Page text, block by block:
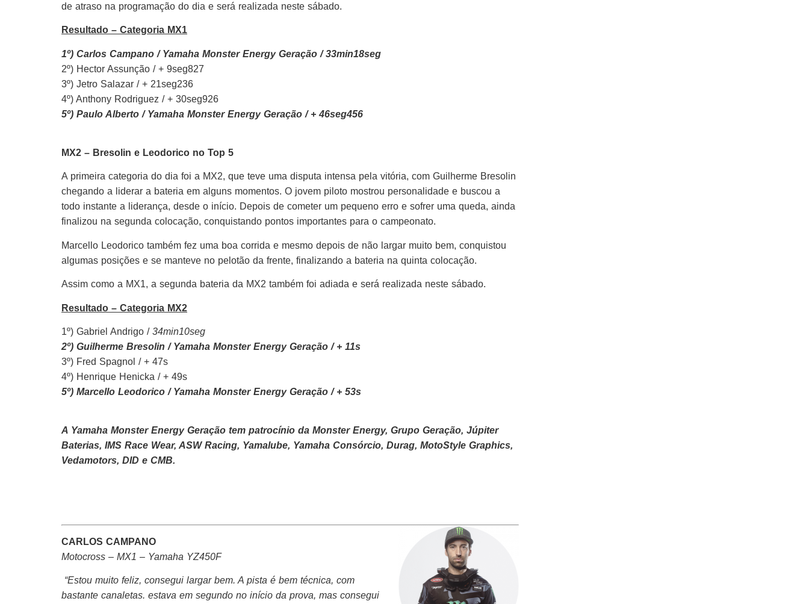
de atraso na programação do dia e será realizada neste sábado.
Resultado – Categoria MX1
1º) Carlos Campano / Yamaha Monster Energy Geração / 33min18seg
2º) Hector Assunção / + 9seg827
3º) Jetro Salazar / + 21seg236
4º) Anthony Rodriguez / + 30seg926
5º) Paulo Alberto / Yamaha Monster Energy Geração / + 46seg456
MX2 – Bresolin e Leodorico no Top 5
A primeira categoria do dia foi a MX2, que teve uma disputa intensa pela vitória, com Guilherme Bresolin
chegando a liderar a bateria em alguns momentos. O jovem piloto mostrou personalidade e buscou a
todo instante a liderança, desde o início. Depois de cometer um pequeno erro e sofrer uma queda, ainda
finalizou na segunda colocação, conquistando pontos importantes para o campeonato.
Marcello Leodorico também fez uma boa corrida e mesmo depois de não largar muito bem, conquistou
algumas posições e se manteve no pelotão da frente, finalizando a bateria na quinta colocação.
Assim como a MX1, a segunda bateria da MX2 também foi adiada e será realizada neste sábado.
Resultado – Categoria MX2
1º) Gabriel Andrigo / 34min10seg
2º) Guilherme Bresolin / Yamaha Monster Energy Geração / + 11s
3º) Fred Spagnol / + 47s
4º) Henrique Henicka / + 49s
5º) Marcello Leodorico / Yamaha Monster Energy Geração / + 53s
A Yamaha Monster Energy Geração tem patrocínio da Monster Energy, Grupo Geração, Júpiter
Baterias, IMS Race Wear, ASW Racing, Yamalube, Yamaha Consórcio, Durag, MotoStyle Graphics,
Vedamotors, DID e CMB.
CARLOS CAMPANO
Motocross – MX1 – Yamaha YZ450F
“Estou muito feliz, consegui largar bem. A pista é bem técnica, com
bastante canaletas. estava em segundo no início da prova, mas consegui